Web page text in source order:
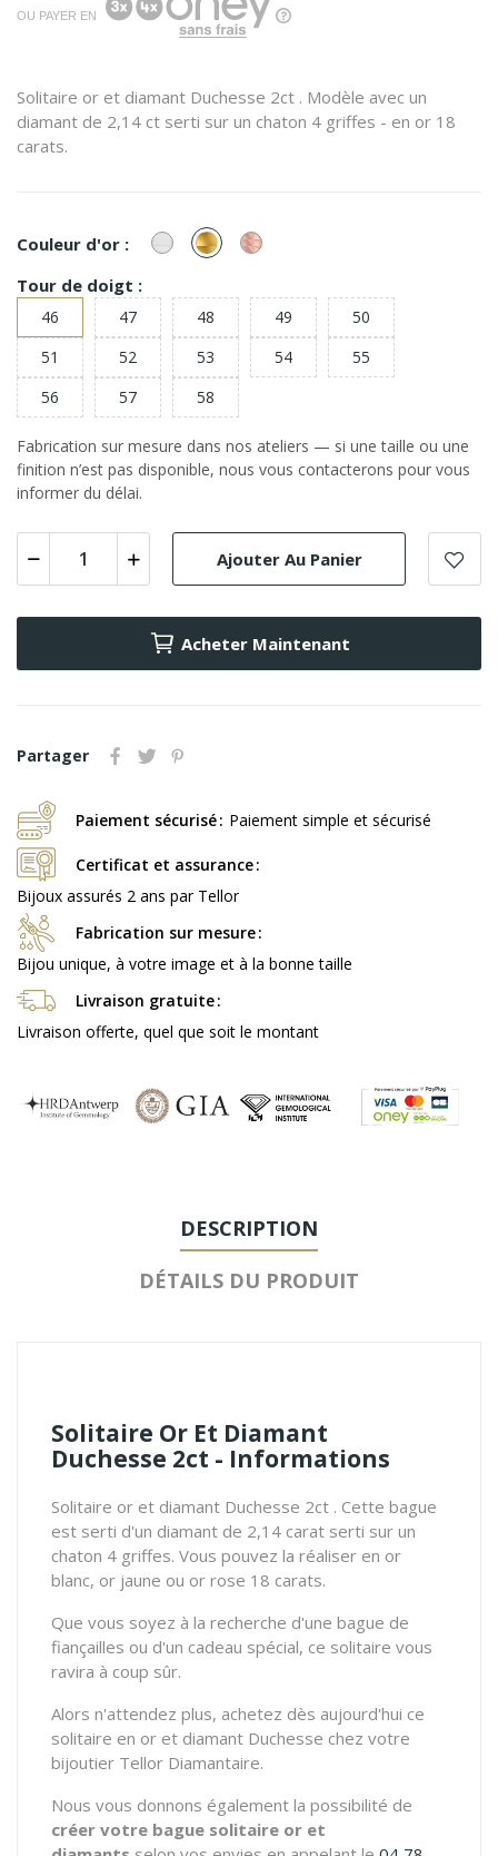
OU PAYER EN
Solitaire or et diamant Duchesse 2ct . Modèle avec un
diamant de 2,14 ct serti sur un chaton 4 griffes - en or 18
carats.
Couleur d'or : or
Blanc
or
Jaune
or
Rose
Tour de doigt :
46 47 48 49
50
51
52 53 54
55
56
57 58
Fabrication sur mesure dans nos ateliers — si une taille ou une
finition n’est pas disponible, nous vous contacterons pour vous
informer du délai.
Ajouter Au Panier
Acheter Maintenant
Partager
Paiement sécurisé Paiement simple et sécurisé
Certificat et assurance
Bijoux assurés 2 ans par Tellor
Fabrication sur mesure
Bijou unique, à votre image et à la bonne taille
Livraison gratuite
Livraison offerte, quel que soit le montant
DESCRIPTION
DÉTAILS DU PRODUIT
Solitaire Or Et Diamant
Duchesse 2ct - Informations
Solitaire or et diamant Duchesse 2ct . Cette bague
est serti d'un diamant de 2,14 carat serti sur un
chaton 4 griffes. Vous pouvez la réaliser en or
blanc, or jaune ou or rose 18 carats.
Que vous soyez à la recherche d'une bague de
fiançailles ou d'un cadeau spécial, ce solitaire vous
ravira à coup sûr.
Alors n'attendez plus, achetez dès aujourd'hui ce
solitaire en or et diamant Duchesse chez votre
bijoutier Tellor Diamantaire.
Nous vous donnons également la possibilité de
créer votre bague solitaire or et